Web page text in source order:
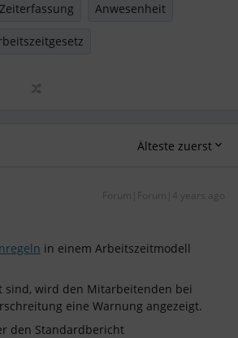
Zeiterfassung Anwesenheit
Älteste zuerst
Forum|Forum|4 years ago
in einem Arbeitszeitmodell
sind, wird den Mitarbeitenden bei
eine Warnung angezeigt.
den Standardbericht